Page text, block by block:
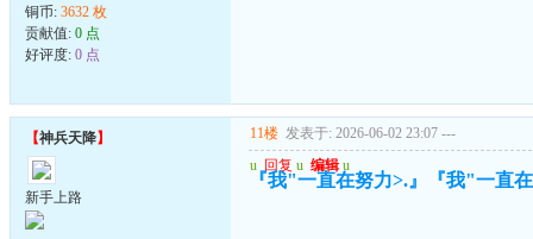
铜币: 3632 枚
贡献值: 0 点
好评度: 0 点
【神兵天降】
新手上路
11楼 发表于: 2026-06-02 23:07 ---
u 回复 u 编辑 u
『我"一直在努力>.』『我"一直